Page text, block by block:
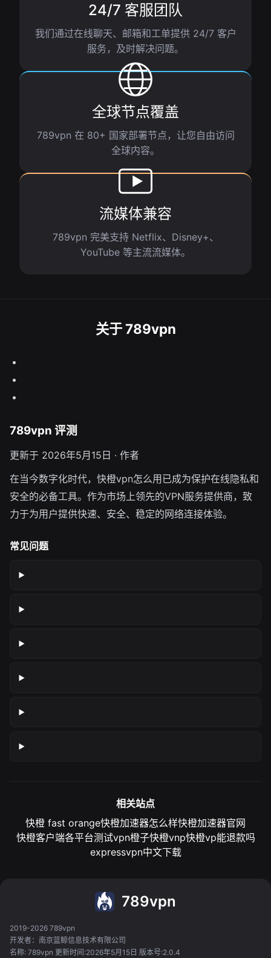
24/7 客服团队
我们通过在线聊天、邮箱和工单提供 24/7 客户
服务，及时解决问题。
全球节点覆盖
789vpn 在 80+ 国家部署节点，让您自由访问
全球内容。
流媒体兼容
789vpn 完美支持 Netflix、Disney+、
YouTube 等主流流媒体。
关于 789vpn
789vpn 评测
更新于 2026年5月15日 · 作者
在当今数字化时代，快橙vpn怎么用已成为保护在线隐私和
安全的必备工具。作为市场上领先的VPN服务提供商，致
力于为用户提供快速、安全、稳定的网络连接体验。
常见问题
相关站点
快橙 fast orange快橙加速器怎么样快橙加速器官网
快橙客户端各平台测试vpn橙子快橙vnp快橙vp能退款吗
expressvpn中文下载
789vpn
2019-2026 789vpn
开发者：南京蓝鲸信息技术有限公司
名称: 789vpn 更新时间:2026年5月15日 版本号:2.0.4